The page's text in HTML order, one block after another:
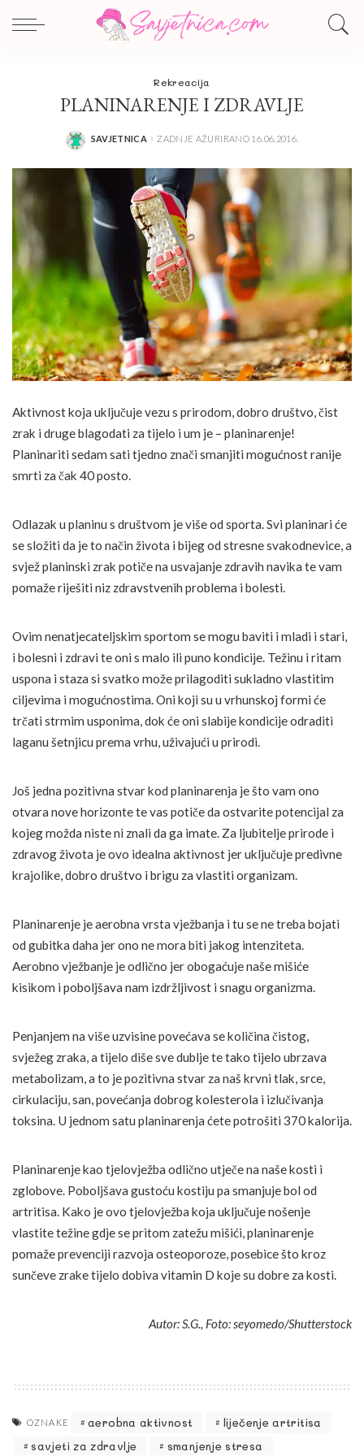
Rekreacija
PLANINARENJE I ZDRAVLJE
POSTED
SAVJETNICA ZADNJE AŽURIRANO 16.06.2016.
Aktivnost koja uključuje vezu s prirodom, dobro društvo, čist
zrak i druge blagodati za tijelo i um je – planinarenje!
Planinariti sedam sati tjedno znači smanjiti mogućnost ranije
smrti za čak 40 posto.
Odlazak u planinu s društvom je više od sporta. Svi planinari će
se složiti da je to način života i bijeg od stresne svakodnevice, a
svjež planinski zrak potiče na usvajanje zdravih navika te vam
pomaže riješiti niz zdravstvenih problema i bolesti.
Ovim nenatjecateljskim sportom se mogu baviti i mladi i stari,
i bolesni i zdravi te oni s malo ili puno kondicije. Težinu i ritam
uspona i staza si svatko može prilagoditi sukladno vlastitim
ciljevima i mogućnostima. Oni koji su u vrhunskoj formi će
trčati strmim usponima, dok će oni slabije kondicije odraditi
laganu šetnjicu prema vrhu, uživajući u prirodi.
Još jedna pozitivna stvar kod planinarenja je što vam ono
otvara nove horizonte te vas potiče da ostvarite potencijal za
kojeg možda niste ni znali da ga imate. Za ljubitelje prirode i
zdravog života je ovo idealna aktivnost jer uključuje predivne
krajolike, dobro društvo i brigu za vlastiti organizam.
Planinarenje je aerobna vrsta vježbanja i tu se ne treba bojati
od gubitka daha jer ono ne mora biti jakog intenziteta.
Aerobno vježbanje je odlično jer obogaćuje naše mišiće
kisikom i poboljšava nam izdržljivost i snagu organizma.
Penjanjem na više uzvisine povećava se količina čistog,
svježeg zraka, a tijelo diše sve dublje te tako tijelo ubrzava
metabolizam, a to je pozitivna stvar za naš krvni tlak, srce,
cirkulaciju, san, povećanja dobrog kolesterola i izlučivanja
toksina. U jednom satu planinarenja ćete potrošiti 370 kalorija.
Planinarenje kao tjelovježba odlično utječe na naše kosti i
zglobove. Poboljšava gustoću kostiju pa smanjuje bol od
artritisa. Kako je ovo tjelovježba koja uključuje nošenje
vlastite težine gdje se pritom zatežu mišići, planinarenje
pomaže prevenciji razvoja osteoporoze, posebice što kroz
sunčeve zrake tijelo dobiva vitamin D koje su dobre za kosti.
Autor: S.G., Foto: seyomedo/Shutterstock
OZNAKE aerobna aktivnost
liječenje artritisa
savjeti za zdravlje
smanjenje stresa